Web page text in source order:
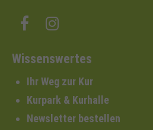
Wissenswertes
Ihr Weg zur Kur
Kurpark & Kurhalle
Newsletter bestellen